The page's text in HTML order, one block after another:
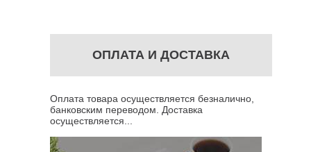
ОПЛАТА И ДОСТАВКА
Оплата товара осуществляется безналично,
банковским переводом. Доставка
осуществляется...